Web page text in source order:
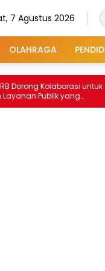
7 Agustus 2026
OLAHRAGA
Kolaborasi untuk
yang